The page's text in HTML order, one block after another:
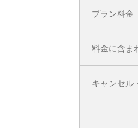
プラン料金
料金に含ま
キャンセル